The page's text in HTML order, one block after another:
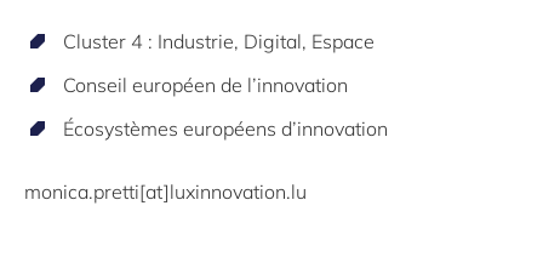
Cluster 4 : Industrie, Digital, Espace
Conseil européen de l’innovation
Écosystèmes européens d’innovation
monica.pretti[at]luxinnovation.lu